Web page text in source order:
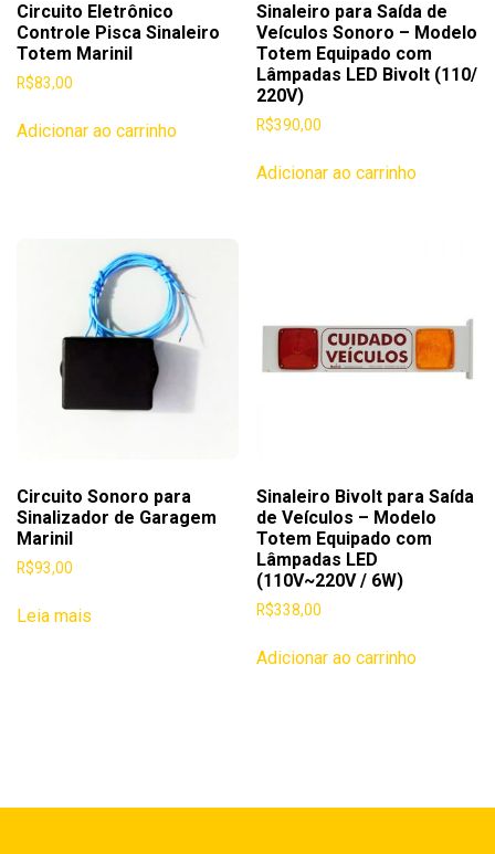
Circuito Eletrônico
Controle Pisca Sinaleiro
Totem Marinil
R$83,00
Adicionar ao carrinho
Sinaleiro para Saída de
Veículos Sonoro – Modelo
Totem Equipado com
Lâmpadas LED Bivolt (110/
220V)
R$390,00
Adicionar ao carrinho
Circuito Sonoro para
Sinalizador de Garagem
Marinil
R$93,00
Leia mais
Sinaleiro Bivolt para Saída
de Veículos – Modelo
Totem Equipado com
Lâmpadas LED
(110V~220V / 6W)
R$338,00
Adicionar ao carrinho